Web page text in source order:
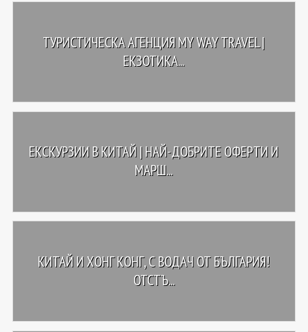
ТУРИСТИЧЕСКА АГЕНЦИЯ MY WAY TRAVEL |
EКЗОТИКА...
ЕКСКУРЗИИ В КИТАЙ | НАЙ-ДОБРИТЕ ОФЕРТИ И
МАРШ...
КИТАЙ И ХОНГ КОНГ, С ВОДАЧ ОТ БЪЛГАРИЯ!
ОТСТЪ...